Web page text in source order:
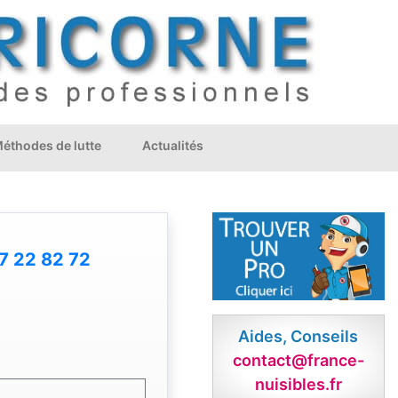
de lutte Actualités
22 82 72
Aides, Conseils
contact@france-
nuisibles.fr